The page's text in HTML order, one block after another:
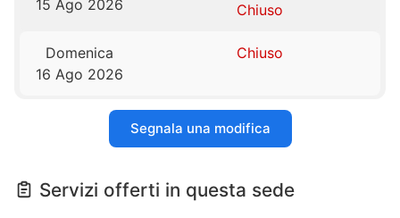
15 Ago 2026
Chiuso
Domenica
16 Ago 2026
Chiuso
Segnala una modifica
Servizi offerti in questa sede